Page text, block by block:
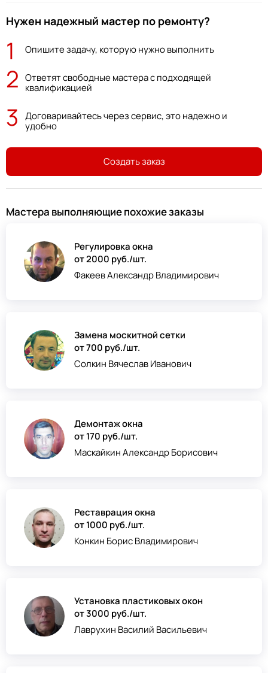
Нужен надежный мастер по ремонту?
1 Опишите задачу, которую нужно выполнить
2 Ответят свободные мастера с подходящей
квалификацией
3
Договаривайтесь через сервис, это надежно и
удобно
Создать заказ
Мастера выполняющие похожие заказы
Регулировка окна
от 2000 руб./шт.
Факеев Александр Владимирович
Замена москитной сетки
от 700 руб./шт.
Солкин Вячеслав Иванович
Демонтаж окна
от 170 руб./шт.
Маскайкин Александр Борисович
Реставрация окна
от 1000 руб./шт.
Конкин Борис Владимирович
Установка пластиковых окон
от 3000 руб./шт.
Лаврухин Василий Васильевич